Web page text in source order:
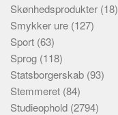
Skønhedsprodukter (18)
Smykker ure (127)
Sport (63)
Sprog (118)
Statsborgerskab (93)
Stemmeret (84)
Studieophold (2794)